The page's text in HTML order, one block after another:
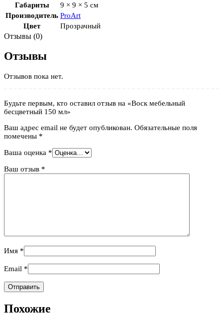
Габариты
9 × 9 × 5 см
Производитель ProArt
Цвет
Прозрачный
Отзывы (0)
Отзывы
Отзывов пока нет.
Будьте первым, кто оставил отзыв на «Воск мебельный
бесцветный 150 мл»
Ваш адрес email не будет опубликован. Обязательные поля
помечены *
Ваша оценка *
Ваш отзыв *
Имя *
Email *
Похожие